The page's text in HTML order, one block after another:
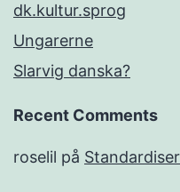
dk.kultur.sprog
Ungarerne
Slarvig danska?
Recent Comments
roselil på